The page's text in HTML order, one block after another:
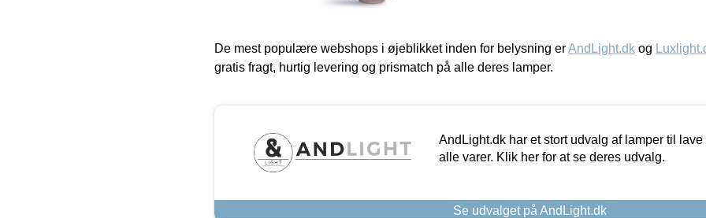
De mest populære webshops i øjeblikket inden for belysning erAndLight.dk og
gratis fragt, hurtig levering og prismatch på alle deres lamper.
AndLight.dk har et stort udvalg af lamper til lave
alle varer. Klik her for at se deres udvalg.
Se udvalget på AndLight.dk